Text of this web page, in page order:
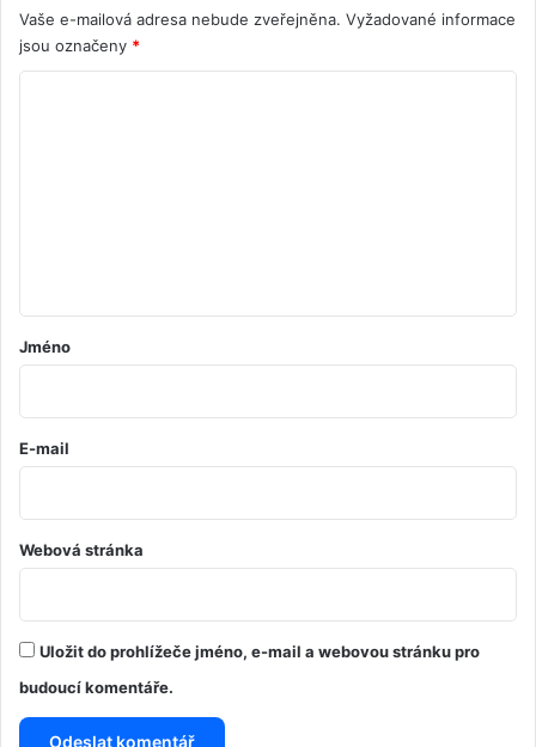
Vaše e-mailová adresa nebude zveřejněna. Vyžadované informace
jsou označeny *
ř
Jméno
E-mail
Webová stránka
Uložit do prohlížeče jméno, e-mail a webovou stránku pro
budoucí komentáře.